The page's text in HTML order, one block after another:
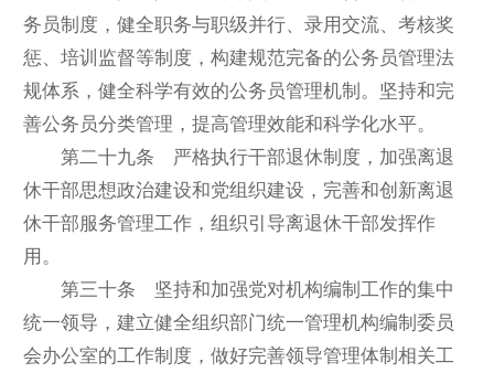
务员制度，健全职务与职级并行、录用交流、考核奖
惩、培训监督等制度，构建规范完备的公务员管理法
规体系，健全科学有效的公务员管理机制。坚持和完
善公务员分类管理，提高管理效能和科学化水平。
第二十九条 严格执行干部退休制度，加强离退
休干部思想政治建设和党组织建设，完善和创新离退
休干部服务管理工作，组织引导离退休干部发挥作
用。
第三十条 坚持和加强党对机构编制工作的集中
统一领导，建立健全组织部门统一管理机构编制委员
会办公室的工作制度，做好完善领导管理体制相关工